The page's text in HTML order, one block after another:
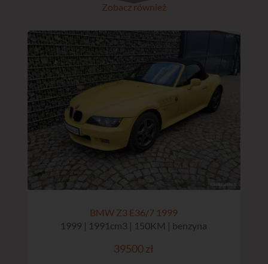
Zobacz również
BMW Z3 E36/7 1999
1999 | 1991cm3 | 150KM | benzyna
39500 zł